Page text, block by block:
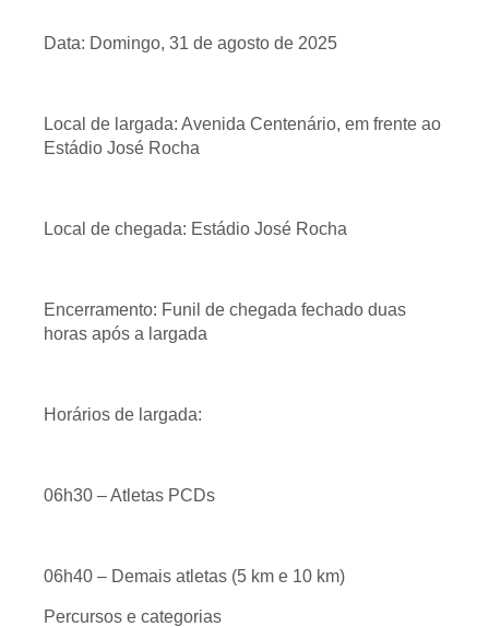
Data: Domingo, 31 de agosto de 2025
Local de largada: Avenida Centenário, em frente ao
Estádio José Rocha
Local de chegada: Estádio José Rocha
Encerramento: Funil de chegada fechado duas
horas após a largada
Horários de largada:
06h30 – Atletas PCDs
06h40 – Demais atletas (5 km e 10 km)
Percursos e categorias